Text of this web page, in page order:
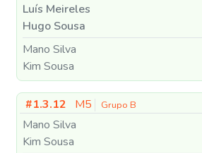
Luís Meireles
Hugo Sousa
Mano Silva
Kim Sousa
#1.3.12 M5 Grupo B
Mano Silva
Kim Sousa